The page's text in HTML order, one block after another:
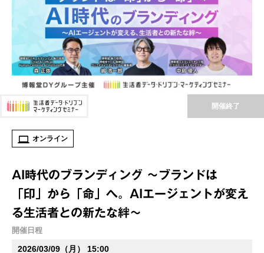
開催終了
オンライン
AI時代のブランディング ～ブランドは
「印」から「命」へ。AIエージェントが変え
る生活者との新たな絆～
開催日程
2026/03/09（月） 15:00